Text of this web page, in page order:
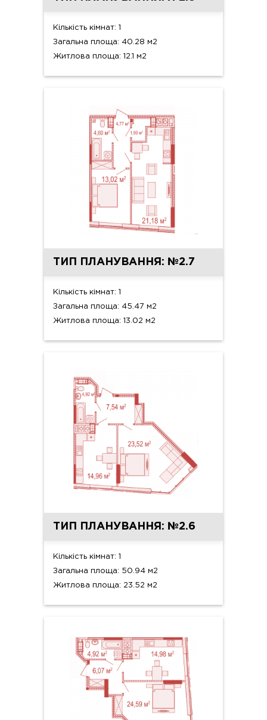
Кількість кімнат: 1
Загальна площа: 40.28 м2
Житлова площа: 12.1 м2
ТИП ПЛАНУВАННЯ: №2.7
Кількість кімнат: 1
Загальна площа: 45.47 м2
Житлова площа: 13.02 м2
ТИП ПЛАНУВАННЯ: №2.6
Кількість кімнат: 1
Загальна площа: 50.94 м2
Житлова площа: 23.52 м2